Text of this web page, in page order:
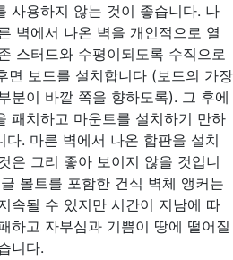
사용하지 않는 것이 좋습니다. 나
벽에서 나온 벽을 개인적으로 열
스터드와 수평이되도록 수직으로
면 보드를 설치합니다 (보드의 가장
분이 바깥 쪽을 향하도록). 그 후에
패치하고 마운트를 설치하기 만하
다. 마른 벽에서 나온 합판을 설치
은 그리 좋아 보이지 않을 것입니
볼트를 포함한 건식 벽체 앵커는
속될 수 있지만 시간이 지남에 따
하고 자부심과 기쁨이 땅에 떨어질
니다.